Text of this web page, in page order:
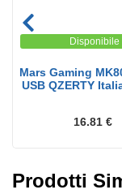
Disponibile
Mars Gaming
USB QZERTY
16.81 €
Prodotti